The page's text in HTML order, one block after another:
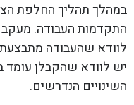
במהלך תהליך החלפת
התקדמות העבודה. מעקב
לוודא שהעבודה מתבצעת
יש לוודא שהקבלן עומד
השינויים הנדרשים.